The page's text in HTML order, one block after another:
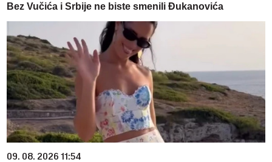
Bez Vučića i Srbije ne biste smenili Đukanovića
09. 08. 2026 11:54